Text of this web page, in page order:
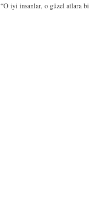
“O iyi insanlar, o güzel atlara